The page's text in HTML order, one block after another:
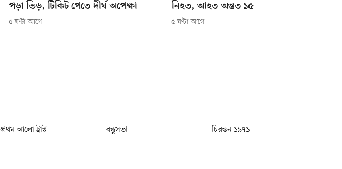
পড়া ভিড়, টিকিট পেতে দীর্ঘ অপেক্ষা
৫ ঘণ্টা আগে
নিহত, আহত অন্তত ১৫
৫ ঘণ্টা আগে
প্রথম আলো ট্রাস্ট বন্ধুসভা
চিরন্তন ১৯৭১